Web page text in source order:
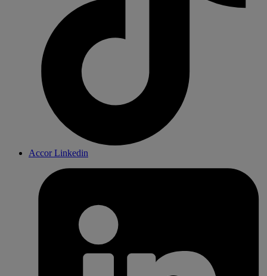
Accor Linkedin